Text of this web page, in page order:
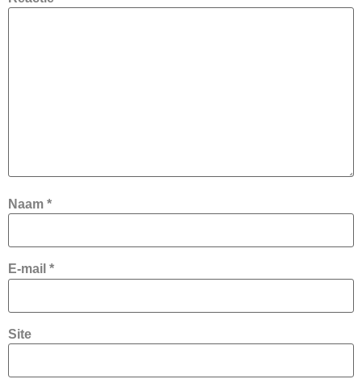
Naam *
E-mail *
Site